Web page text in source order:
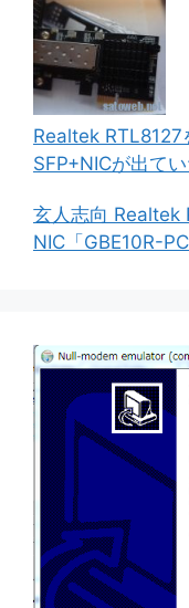
Realtek RTL8127
SFP+NICが出てい
玄人志向 Realtek
NIC「GBE10R-